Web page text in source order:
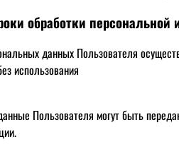
обработки персональной
данных Пользователя
использования
Пользователя могут быть